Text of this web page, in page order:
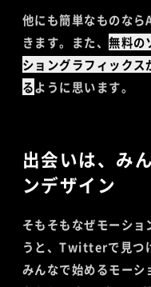
他にも簡単なものな
きます。また、無料の
ショングラフィック
るように思います。
出会いは、み
ンデザイン
そもそもなぜモーシ
うと、Twitterで見
みんなで始めるモー